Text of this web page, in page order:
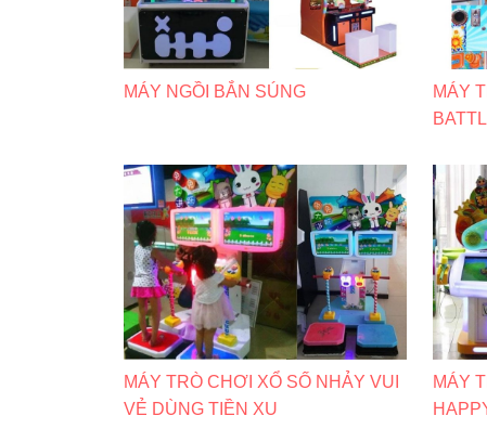
MÁY NGỒI BẮN SÚNG
MÁY
MÁY TRÒ CHƠI XỔ SỐ NHẢY VUI
VẺ DÙNG TIỀN XU
MÁY